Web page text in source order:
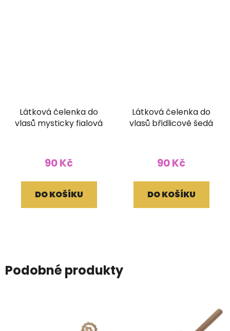
Látková čelenka do
vlasů mysticky fialová
90 Kč
DO KOŠÍKU
Látková čelenka do
vlasů břidlicově šedá
90 Kč
DO KOŠÍKU
Podobné produkty